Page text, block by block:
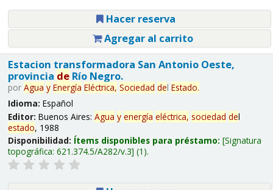
Hacer reserva
Agregar al carrito
Estacion transformadora San Antonio Oeste,
provincia deRío Negro.
por Agua y Energía Eléctrica, Sociedad del Estado.
Idioma: Español
Editor: Buenos Aires: Agua y energía eléctrica, sociedad del
estado, 1988
Disponibilidad: Ítems disponibles para préstamo: Signatura
topográfica: 621.374.5/A282/v.3 (1).